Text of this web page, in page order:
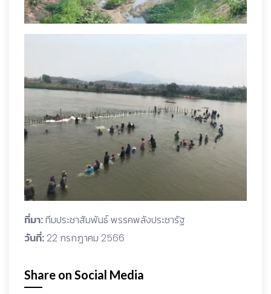
ที่มา:ทีมประชาสัมพันธ์ พรรคพลังประชารัฐ
วันที่: 22 กรกฎาคม 2566
Share on Social Media